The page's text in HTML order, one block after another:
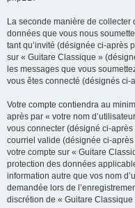
La seconde manière de collecter
données que vous nous
tant qu’invité (désignée ci-après
sur « Guitare Classique »
les messages que vous
vous êtes connecté (désignés ci-
Votre compte contiendra au
après par « votre nom
vous connecter (désigné ci-
courriel valide (désignée ci-
votre compte sur « Guitare
protection des données
information autre que vos nom
demandée lors de
discrétion de « Guitare